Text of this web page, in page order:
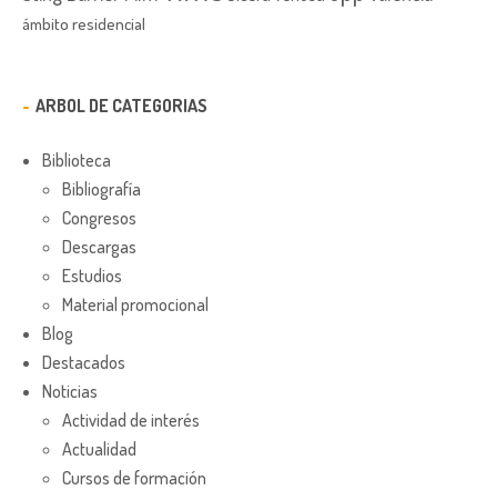
ámbito residencial
ARBOL DE CATEGORIAS
Biblioteca
Bibliografía
Congresos
Descargas
Estudios
Material promocional
Blog
Destacados
Noticias
Actividad de interés
Actualidad
Cursos de formación